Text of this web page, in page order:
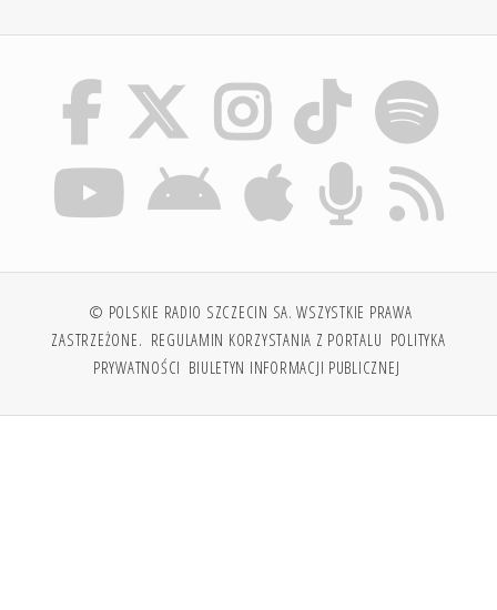
© POLSKIE RADIO SZCZECIN SA. WSZYSTKIE PRAWA
ZASTRZEŻONE. REGULAMIN KORZYSTANIA Z PORTALU POLITYKA
PRYWATNOŚCI BIULETYN INFORMACJI PUBLICZNEJ